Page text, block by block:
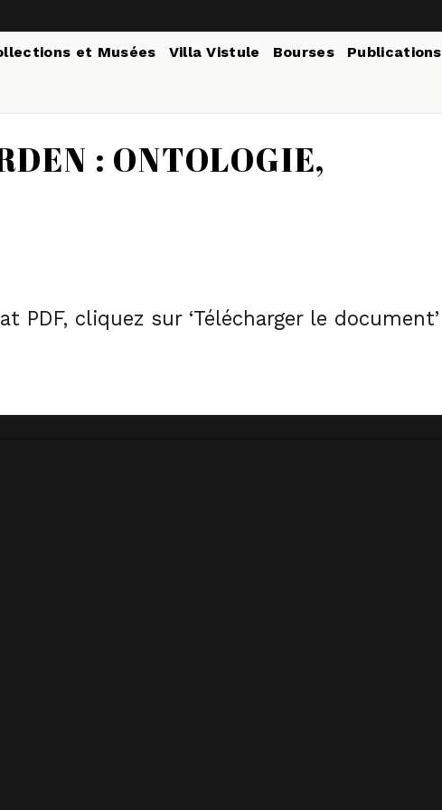
et Musées Villa Vistule Bourses Publications
: ONTOLOGIE,
cliquez sur ‘Télécharger le document’